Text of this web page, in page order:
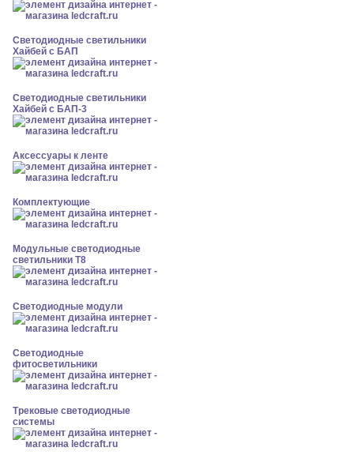
Светодиодные светильники
Хайбей с БАП
Светодиодные светильники
Хайбей с БАП-3
Аксессуары к ленте
Комплектующие
Модульные светодиодные
светильники Т8
Светодиодные модули
Светодиодные
фитосветильники
Трековые светодиодные
системы